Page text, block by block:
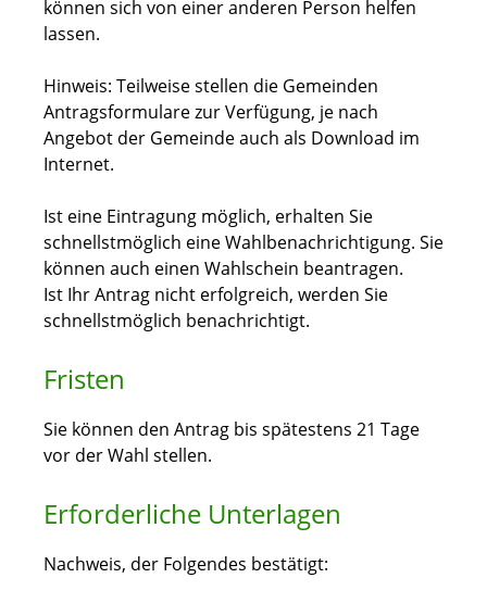
können sich von einer anderen Person helfen
lassen.
Hinweis: Teilweise stellen die Gemeinden
Antragsformulare zur Verfügung, je nach
Angebot der Gemeinde auch als Download im
Internet.
Ist eine Eintragung möglich, erhalten Sie
schnellstmöglich eine Wahlbenachrichtigung. Sie
können auch einen Wahlschein beantragen.
Ist Ihr Antrag nicht erfolgreich, werden Sie
schnellstmöglich benachrichtigt.
Fristen
Sie können den Antrag bis spätestens 21 Tage
vor der Wahl stellen.
Erforderliche Unterlagen
Nachweis, der Folgendes bestätigt: